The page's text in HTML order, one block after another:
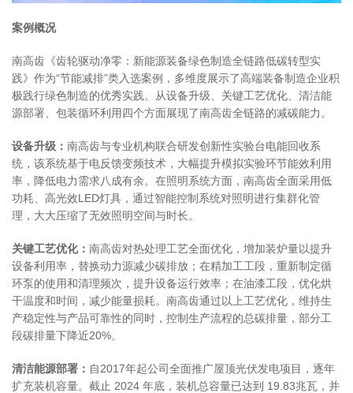
案例概况
南高齿《齿轮驱动净零：新能源装备绿色制造全链路低碳转型实
践》作为“节能减排”类入选案例，多维度展示了高端装备制造企业积
极践行绿色制造的优秀实践。从设备升级、关键工艺优化、清洁能
源部署、包装循环利用四个方面展现了南高齿全链路的减碳能力。
设备升级： 南高齿与专业机构联合研发创新性实验台电能回收系
统，该系统基于电反馈变频技术，大幅提升模拟实验环节能效利用
率，降低电力需求八成有余。在照明系统方面，南高齿全面采用低
功耗、高光效LED灯具，通过智能控制系统对照明进行集群化管
理，大大压缩了无效照明空间与时长。
关键工艺优化： 南高齿对热处理工艺全面优化，增加装炉量以提升
设备利用率，替换动力源减少碳排放；在精加工工段，重新制定循
环泵的使用和清理频次，提升设备运行效率；在油漆工段，优化烘
干温度和时间，减少能量损耗。南高齿通过以上工艺优化，维持生
产稳定性与产品可靠性的同时，控制生产流程的总碳排量，部分工
段碳排量下降近20%。
清洁能源部署： 自2017年起公司全面推广屋顶光伏发电项目，逐年
扩充装机容量。截止 2024 年底，装机总容量已达到 19.83兆瓦，并